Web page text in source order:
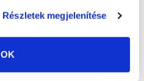
Részletek megjelenítése
OK